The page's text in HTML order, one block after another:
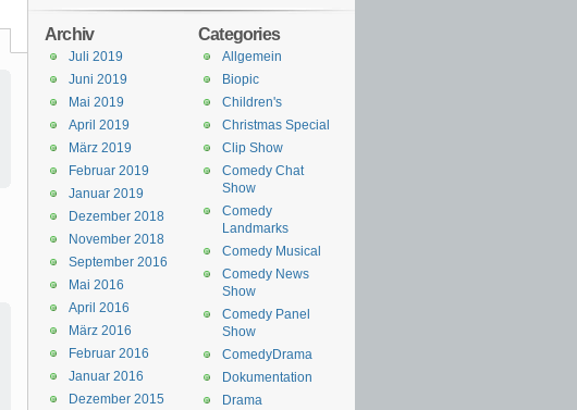
Categories
Allgemein
Biopic
Children's
Christmas Special
Clip Show
Comedy Chat
Show
Comedy
Landmarks
Comedy Musical
Comedy News
Show
Comedy Panel
Show
ComedyDrama
Dokumentation
Drama
Archiv
Juli 2019
Juni 2019
Mai 2019
April 2019
März 2019
Februar 2019
Januar 2019
Dezember 2018
November 2018
September 2016
Mai 2016
April 2016
März 2016
Februar 2016
Januar 2016
Dezember 2015